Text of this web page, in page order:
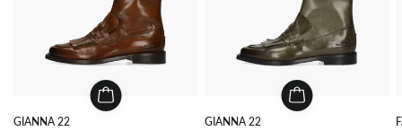
GIANNA 22 GIANNA 22